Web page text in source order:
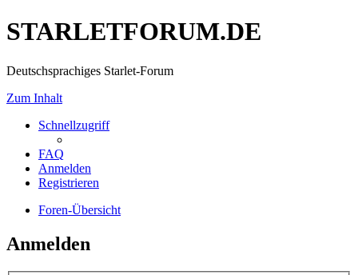
STARLETFORUM.DE
Deutschsprachiges Starlet-Forum
Zum Inhalt
Schnellzugriff
FAQ
Anmelden
Registrieren
Foren-Übersicht
Anmelden